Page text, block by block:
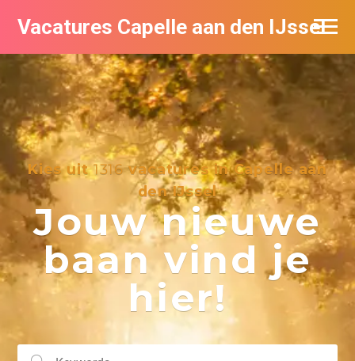
Vacatures Capelle aan den IJssel
Kies uit1316vacatures in Capelle aan
den IJssel
Jouw nieuwe
baan vind je
hier!